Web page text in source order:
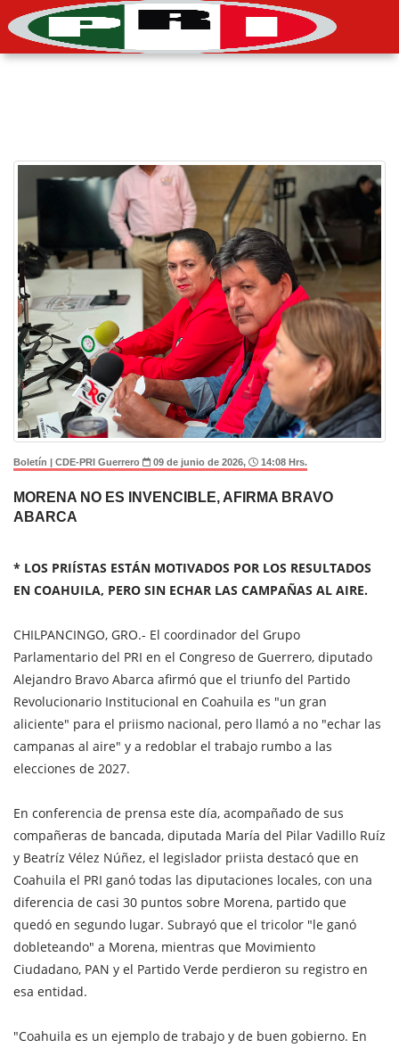
Boletín | CDE-PRI Guerrero 09 de junio de 2026, 14:08 Hrs.
MORENA NO ES INVENCIBLE, AFIRMA BRAVO
ABARCA
* LOS PRIÍSTAS ESTÁN MOTIVADOS POR LOS RESULTADOS
EN COAHUILA, PERO SIN ECHAR LAS CAMPAÑAS AL AIRE.
CHILPANCINGO, GRO.- El coordinador del Grupo
Parlamentario del PRI en el Congreso de Guerrero, diputado
Alejandro Bravo Abarca afirmó que el triunfo del Partido
Revolucionario Institucional en Coahuila es "un gran
aliciente" para el priismo nacional, pero llamó a no "echar las
campanas al aire" y a redoblar el trabajo rumbo a las
elecciones de 2027.
En conferencia de prensa este día, acompañado de sus
compañeras de bancada, diputada María del Pilar Vadillo Ruíz
y Beatríz Vélez Núñez, el legislador priista destacó que en
Coahuila el PRI ganó todas las diputaciones locales, con una
diferencia de casi 30 puntos sobre Morena, partido que
quedó en segundo lugar. Subrayó que el tricolor "le ganó
dobleteando" a Morena, mientras que Movimiento
Ciudadano, PAN y el Partido Verde perdieron su registro en
esa entidad.
"Coahuila es un ejemplo de trabajo y de buen gobierno. En